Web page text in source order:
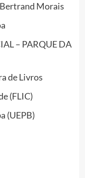
Morais
– PARQUE DA
de Livros
(FLIC)
(UEPB)